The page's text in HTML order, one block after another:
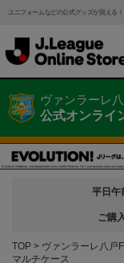
ユニフォームなどの公式グッズが買える！
ヴァンラーレ
公式オンライ
平日午
ご購
TOP ヴァンラーレ八戸
マルチケース